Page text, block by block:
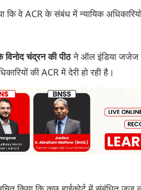
कि वे ACR के संबंध में न्यायिक
चंद्रन की पीठने ऑल इंडिया जजेज
की ACR में देरी हो रही है।